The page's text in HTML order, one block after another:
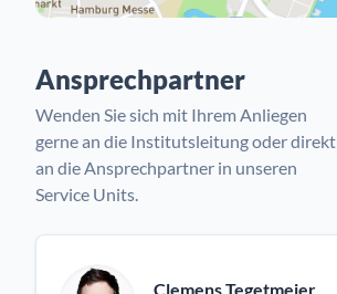
Ansprechpartner
Wenden Sie sich mit Ihrem Anliegen
gerne an die Institutsleitung oder direkt
an die Ansprechpartner in unseren
Service Units.
Clemens Tegetmeier